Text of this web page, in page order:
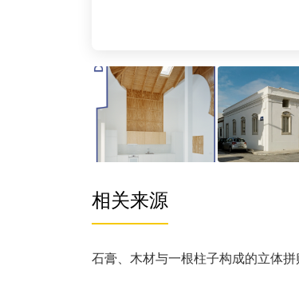
相关来源
石膏、木材与一根柱子构成的立体拼